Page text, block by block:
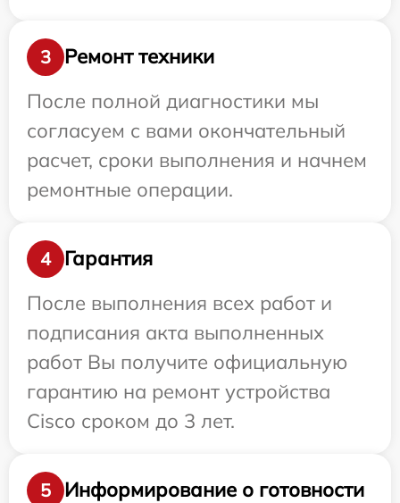
3
Ремонт техники
После полной диагностики мы
согласуем с вами окончательный
расчет, сроки выполнения и начнем
ремонтные операции.
4
Гарантия
После выполнения всех работ и
подписания акта выполненных
работ Вы получите официальную
гарантию на ремонт устройства
Cisco сроком до 3 лет.
5
Информирование о готовности